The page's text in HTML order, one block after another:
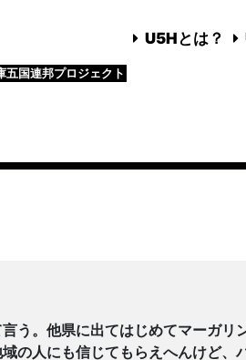
U5Hとは？
五国連邦プロジェクト
う。他県に出てはじめてマーガリ
の人にも信じてもらえへんけど、